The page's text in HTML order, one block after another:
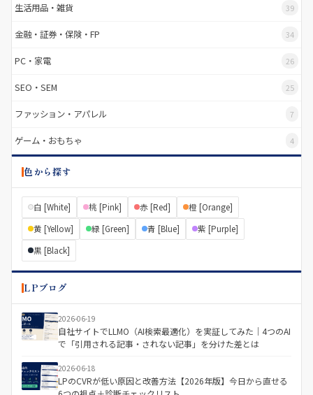
生活用品・雑貨 39
金融・証券・保険・FP 34
PC・家電 26
SEO・SEM 25
ファッション・アパレル 7
ゲーム・おもちゃ 4
色から探す
白 [White] 桃 [Pink] 赤 [Red]
橙 [Orange]
黄 [Yellow]
緑 [Green] 青 [Blue]
紫 [Purple]
黒 [Black]
LPブログ
2026-06-19
自社サイトでLLMO（AI検索最適化）を実証してみた｜4つのAI
で「引用される記事・されない記事」を分けた差とは
2026-06-18
LPのCVRが低い原因と改善方法【2026年版】今日から直せる